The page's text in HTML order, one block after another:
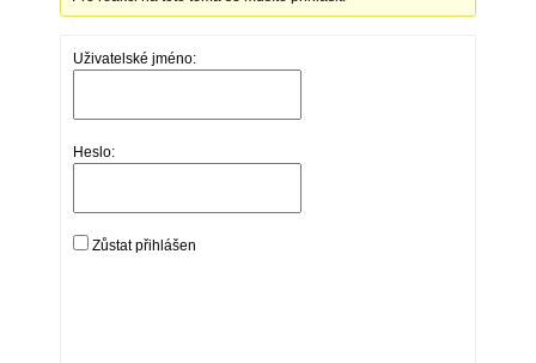
Uživatelské jméno:
Heslo:
Zůstat přihlášen